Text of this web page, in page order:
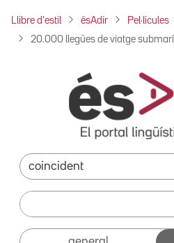
Llibre d'estil ésAdir Pel·lícules
20.000 llegües de viatge submarí